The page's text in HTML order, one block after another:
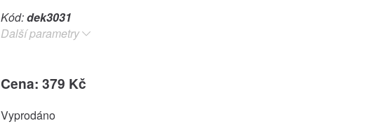
Kód:dek3031
Další parametry
Cena: 379 Kč
Vyprodáno